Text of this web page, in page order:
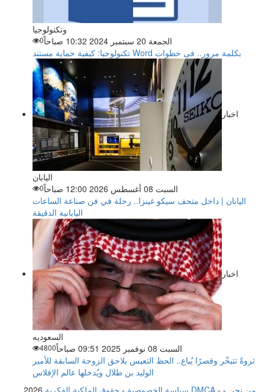
وتكنولوجيا
الجمعة 20 سبتمبر 2024 10:32 صباحاً
0
تكنولوجيا: كيفية حماية مستند Word بكلمة مرور.. فى خطوات
اخبار
اليابان
السبت 08 أغسطس 2026 12:00 صباحاً
0
اليابان | داخل متحف سيكو غينزا.. رحلة في فن صناعة الساعات
اليابانية الدقيقة
اخبار
السعوديه
السبت 08 نوفمبر 2025 09:51 صباحاً
4800
ثروةً تتبخّر وقصرًا يُباع.. الحظ التعيس يلاحق الزوجة السابقة للأمير
الوليد بن طلال ويُدخلها عالم الإفلاس